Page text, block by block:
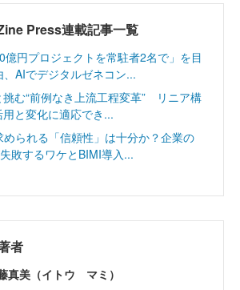
Press連載記事一覧
億円プロジェクトを常駐者2名で」を目
AIでデジタルゼネコン...
む“前例なき上流工程変革” リニア構
と変化に適応でき...
められる「信頼性」は十分か？企業の
敗するワケとBIMI導入...
者
真美（イトウ マミ）